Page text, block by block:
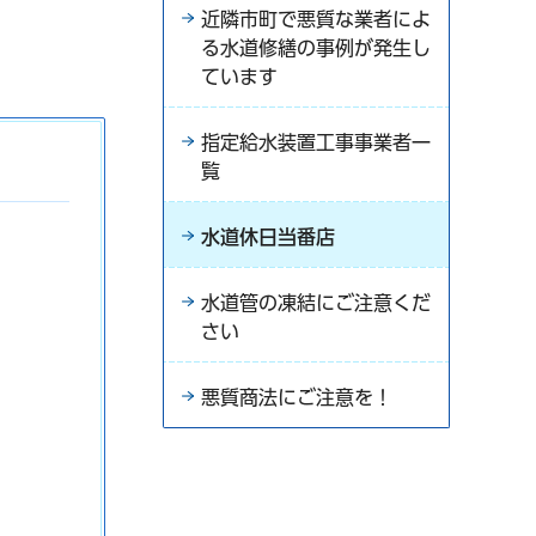
近隣市町で悪質な業者によ
る水道修繕の事例が発生し
ています
指定給水装置工事事業者一
覧
水道休日当番店
水道管の凍結にご注意くだ
さい
悪質商法にご注意を！